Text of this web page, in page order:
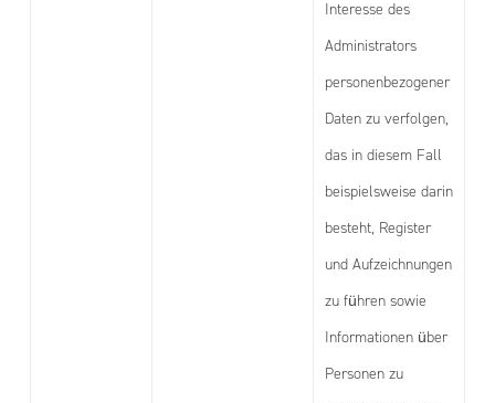
Interesse des
Administrators
personenbezogener
Daten zu verfolgen,
das in diesem Fall
beispielsweise darin
besteht, Register
und Aufzeichnungen
zu führen sowie
Informationen über
Personen zu